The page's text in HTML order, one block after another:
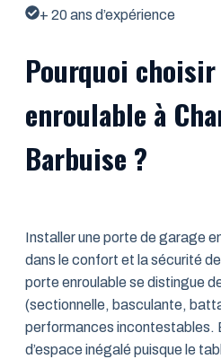
+ 20 ans d’expérience
Pourquoi
enroulable à
Barbuise ?
Installer une porte de garage
dans le confort et la sécurité
porte enroulable se distingue
(sectionnelle, basculante,
performances incontestables.
d’espace inégalé puisque le